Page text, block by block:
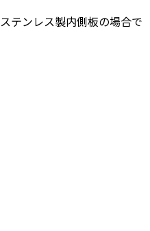
テンレス製内側板の場合で